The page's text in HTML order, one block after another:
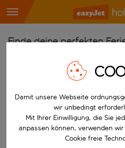
Finde deine perfekten
Beginne mit der Eingabe für die
Wähle deine Flughäfen
Beginne mit der Eingabe für die
Reiseziele finden
Nach
Wähle deine Reisedaten
Wann
Damit unsere Webseite
wir unbedingt
Mit Ihrer Einwilligung, die Sie
anpassen können, verwenden
Cookie freie